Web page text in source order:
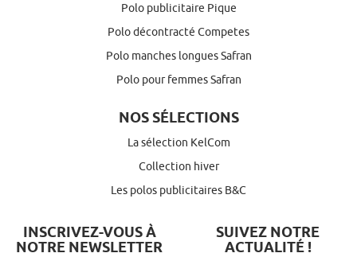
Polo publicitaire Pique
Polo décontracté Competes
Polo manches longues Safran
Polo pour femmes Safran
NOS SÉLECTIONS
La sélection KelCom
Collection hiver
Les polos publicitaires B&C
INSCRIVEZ-VOUS À
NOTRE NEWSLETTER
SUIVEZ NOTRE
ACTUALITÉ !